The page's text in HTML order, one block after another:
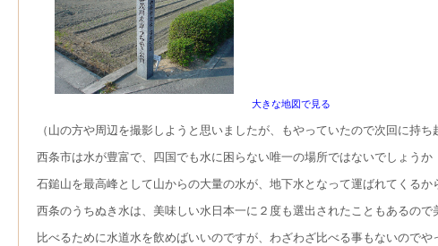
大きな地図で見る
（山の方や周辺を撮影しようと思いましたが、もやっていたので次回に持ち
西条市は水が豊富で、四国でも水に困らない唯一の場所ではないでしょうか
石鎚山を最高峰として山からの大量の水が、地下水となって運ばれてくるか
西条のうちぬき水は、美味しい水日本一に２度も選出されたこともあるの
比べるために水道水を飲めばいいのですが、わざわざ比べる事もないのでや